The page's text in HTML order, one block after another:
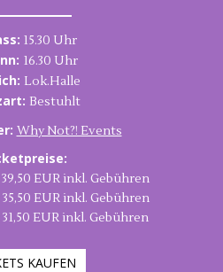
15.30 Uhr
16.30 Uhr
Lok.Halle
Bestuhlt
Why Not?! Events
EUR inkl. Gebühren
EUR inkl. Gebühren
EUR inkl. Gebühren
KAUFEN